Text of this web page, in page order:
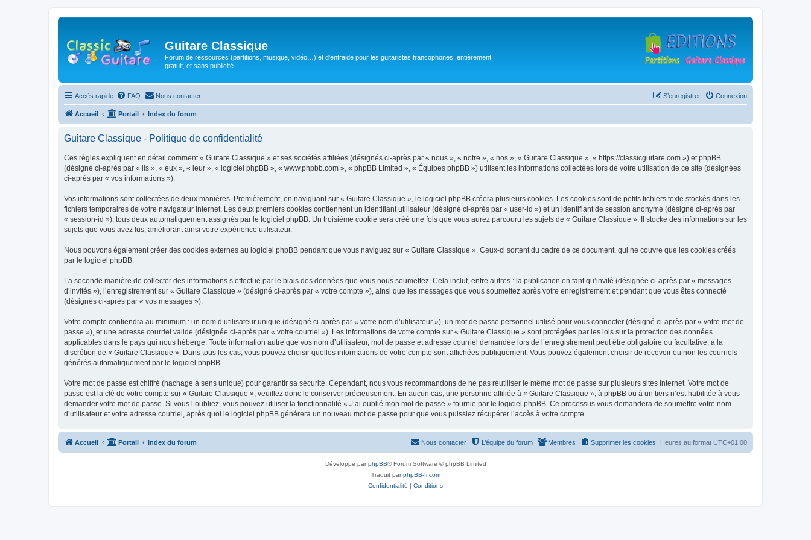
Guitare Classique
Forum de ressources (partitions, musique, vidéo…) et d'entraide pour les guitaristes francophones, entièrement
gratuit, et sans publicité.
Accès rapide FAQ Nous contacter Connexion
S’enregistrer
Accueil Portail Index du forum
Guitare Classique - Politique de confidentialité
Ces règles expliquent en détail comment « Guitare Classique » et ses sociétés affiliées (désignés ci-après par « nous », « notre », « nos », « Guitare Classique », « https://classicguitare.com ») et phpBB
(désigné ci-après par « ils », « eux », « leur », « logiciel phpBB », « www.phpbb.com », « phpBB Limited », « Équipes phpBB ») utilisent les informations collectées lors de votre utilisation de ce site (désignées
ci-après par « vos informations »).
Vos informations sont collectées de deux manières. Premièrement, en naviguant sur « Guitare Classique », le logiciel phpBB créera plusieurs cookies. Les cookies sont de petits fichiers texte stockés dans les
fichiers temporaires de votre navigateur Internet. Les deux premiers cookies contiennent un identifiant utilisateur (désigné ci-après par « user-id ») et un identifiant de session anonyme (désigné ci-après par
« session-id »), tous deux automatiquement assignés par le logiciel phpBB. Un troisième cookie sera créé une fois que vous aurez parcouru les sujets de « Guitare Classique ». Il stocke des informations sur les
sujets que vous avez lus, améliorant ainsi votre expérience utilisateur.
Nous pouvons également créer des cookies externes au logiciel phpBB pendant que vous naviguez sur « Guitare Classique ». Ceux-ci sortent du cadre de ce document, qui ne couvre que les cookies créés
par le logiciel phpBB.
La seconde manière de collecter des informations s’effectue par le biais des données que vous nous soumettez. Cela inclut, entre autres : la publication en tant qu’invité (désignée ci-après par « messages
d’invités »), l’enregistrement sur « Guitare Classique » (désigné ci-après par « votre compte »), ainsi que les messages que vous soumettez après votre enregistrement et pendant que vous êtes connecté
(désignés ci-après par « vos messages »).
Votre compte contiendra au minimum : un nom d’utilisateur unique (désigné ci-après par « votre nom d’utilisateur »), un mot de passe personnel utilisé pour vous connecter (désigné ci-après par « votre mot de
passe »), et une adresse courriel valide (désignée ci-après par « votre courriel »). Les informations de votre compte sur « Guitare Classique » sont protégées par les lois sur la protection des données
applicables dans le pays qui nous héberge. Toute information autre que vos nom d’utilisateur, mot de passe et adresse courriel demandée lors de l’enregistrement peut être obligatoire ou facultative, à la
discrétion de « Guitare Classique ». Dans tous les cas, vous pouvez choisir quelles informations de votre compte sont affichées publiquement. Vous pouvez également choisir de recevoir ou non les courriels
générés automatiquement par le logiciel phpBB.
Votre mot de passe est chiffré (hachage à sens unique) pour garantir sa sécurité. Cependant, nous vous recommandons de ne pas réutiliser le même mot de passe sur plusieurs sites Internet. Votre mot de
passe est la clé de votre compte sur « Guitare Classique », veuillez donc le conserver précieusement. En aucun cas, une personne affiliée à « Guitare Classique », à phpBB ou à un tiers n’est habilitée à vous
demander votre mot de passe. Si vous l’oubliez, vous pouvez utiliser la fonctionnalité « J’ai oublié mon mot de passe » fournie par le logiciel phpBB. Ce processus vous demandera de soumettre votre nom
d’utilisateur et votre adresse courriel, après quoi le logiciel phpBB générera un nouveau mot de passe pour que vous puissiez récupérer l’accès à votre compte.
Accueil Portail Index du forum Heures au format UTC+01:00
Supprimer les cookies
Membres
L’équipe du forum
Nous contacter
Développé parphpBB® Forum Software © phpBB Limited
Traduit parphpBB-fr.com
Confidentialité | Conditions